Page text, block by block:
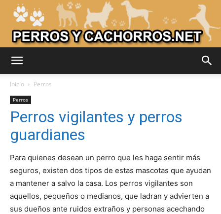
Perros
–
Razas
Inicio Perros
Perros
Perros vigilantes y perros
guardianes
Para quienes desean un perro que les haga sentir más
seguros, existen dos tipos de estas mascotas que ayudan
a mantener a salvo la casa. Los perros vigilantes son
aquellos, pequeños o medianos, que ladran y advierten a
sus dueños ante ruidos extraños y personas acechando